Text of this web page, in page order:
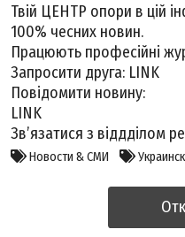
Твій ЦЕНТР опори в цій
100% чесних новин.
Працюють професійні
Запросити друга: LINK
Повідомити новину:
LINK
Зв’язатися з віддділом
Новости & СМИ